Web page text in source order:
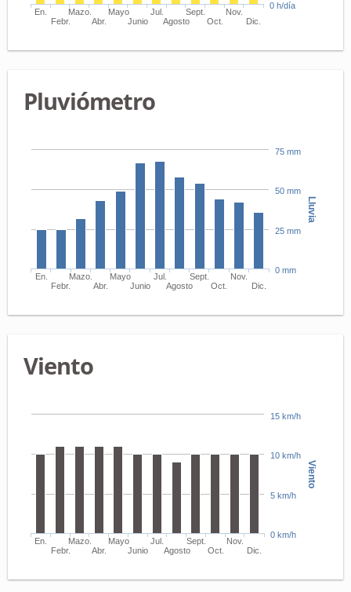
En.
Febr.
Mazo.
Abr.
Mayo
Junio
Jul.
Agosto
Sept.
Oct.
Nov.
Dic.
0 h/día
Pluviómetro
Lluvia
En.
Febr.
Mazo.
Abr.
Mayo
Junio
Jul.
Agosto
Sept.
Oct.
Nov.
Dic.
0 mm
25 mm
50 mm
75 mm
Viento
Viento
En.
Febr.
Mazo.
Abr.
Mayo
Junio
Jul.
Agosto
Sept.
Oct.
Nov.
Dic.
0 km/h
5 km/h
10 km/h
15 km/h